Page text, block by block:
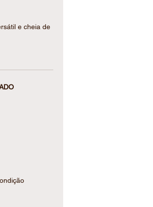
e cheia de
lembrancinhas,
no transporte